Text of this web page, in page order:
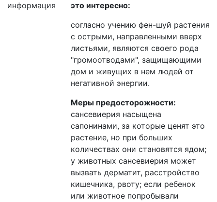
это интересно:
согласно учению фен-шуй растения
с острыми, направленными вверх
листьями, являются своего рода
"громоотводами", защищающими
дом и живущих в нем людей от
негативной энергии.
Меры предосторожности:
сансевиерия насыщена
сапонинами, за которые ценят это
растение, но при больших
количествах они становятся ядом;
у животных сансевиерия может
вызвать дерматит, расстройство
кишечника, рвоту; если ребенок
или животное попробывали